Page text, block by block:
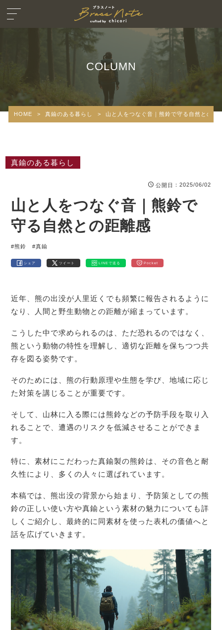
COLUMN
HOME > 真鍮のある暮らし > 山と人をつなぐ音｜熊鈴で守る自然との距
真鍮のある暮らし
公開日 ：2025/06/02
山と人をつなぐ音｜熊鈴で
守る自然との距離感
#熊鈴 #真鍮
シェア ツイート LINEで送る Pocket
近年、熊の出没が人里近くでも頻繁に報告されるように
なり、人間と野生動物との距離が縮まっています。
こうした中で求められるのは、ただ恐れるのではなく、
熊という動物の特性を理解し、適切な距離を保ちつつ共
存を図る姿勢です。
そのためには、熊の行動原理や生態を学び、地域に応じ
た対策を講じることが重要です。
そして、山林に入る際には熊鈴などの予防手段を取り入
れることで、遭遇のリスクを低減させることができま
す。
特に、素材にこだわった真鍮製の熊鈴は、その音色と耐
久性により、多くの人々に選ばれています。
本稿では、熊出没の背景から始まり、予防策としての熊
鈴の正しい使い方や真鍮という素材の魅力についても詳
しくご紹介し、最終的に同素材を使った表札の価値へと
話を広げていきます。